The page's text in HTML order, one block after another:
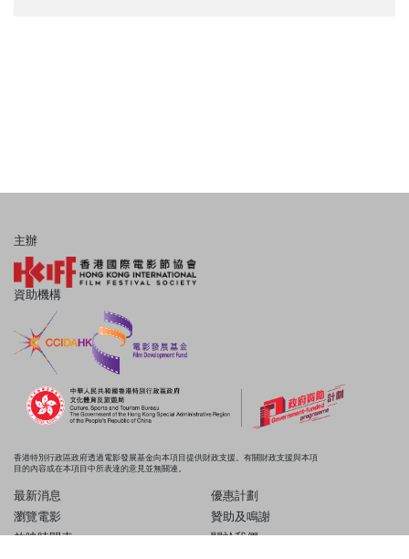
主辦
資助機構
香港特別行政區政府透過電影發展基金向本項目提供財政支援。有關財政支援與本項
目的內容或在本項目中所表達的意見並無關連。
最新消息
瀏覽電影
放映時間表
優惠計劃
贊助及鳴謝
關於我們